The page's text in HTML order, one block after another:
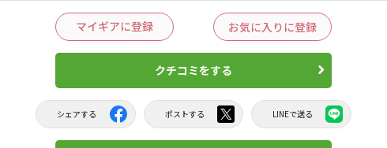
マイギアに登録 お気に入りに登録
クチコミをする
シェアする ポストする LINEで送る